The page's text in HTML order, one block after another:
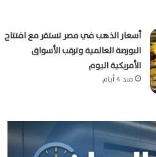
أسعار الذهب في مصر تستقر مع افتتاح
البورصة العالمية وترقب الأسواق
الأمريكية اليوم
منذ 4 أيام